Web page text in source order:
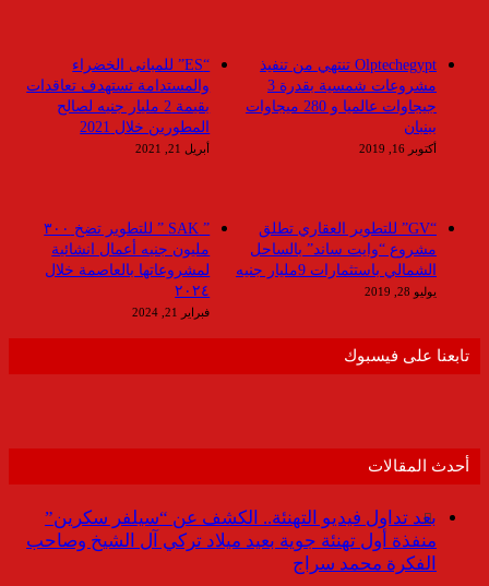
“ES” للمبانى الخضراء
والمستدامة تستهدف تعاقدات
بقيمة 2 مليار جنيه لصالح
المطورين خلال 2021
أبريل 21, 2021
Olptechegypt تنتهي من تنفيذ
مشروعات شمسية بقدرة 3
جيجاوات عالميا و 280 ميجاوات
ببنبان
أكتوبر 16, 2019
” SAK ” للتطوير تضخ ٣٠٠
مليون جنيه أعمال انشائية
لمشروعاتها بالعاصمة خلال
٢٠٢٤
فبراير 21, 2024
“GV” للتطوير العقاري تطلق
مشروع “وايت ساند” بالساحل
الشمالي باستثمارات 9مليار جنيه
يوليو 28, 2019
تابعنا على فيسبوك
أحدث المقالات
بعد تداول فيديو التهنئة.. الكشف عن “سيلفر سكرين”
منفذة أول تهنئة جوية بعيد ميلاد تركي آل الشيخ وصاحب
الفكرة محمد سراج